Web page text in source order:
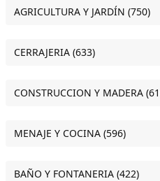
AGRICULTURA Y JARDÍN (750)
CERRAJERIA (633)
CONSTRUCCION Y MADERA
MENAJE Y COCINA (596)
BAÑO Y FONTANERIA (422)